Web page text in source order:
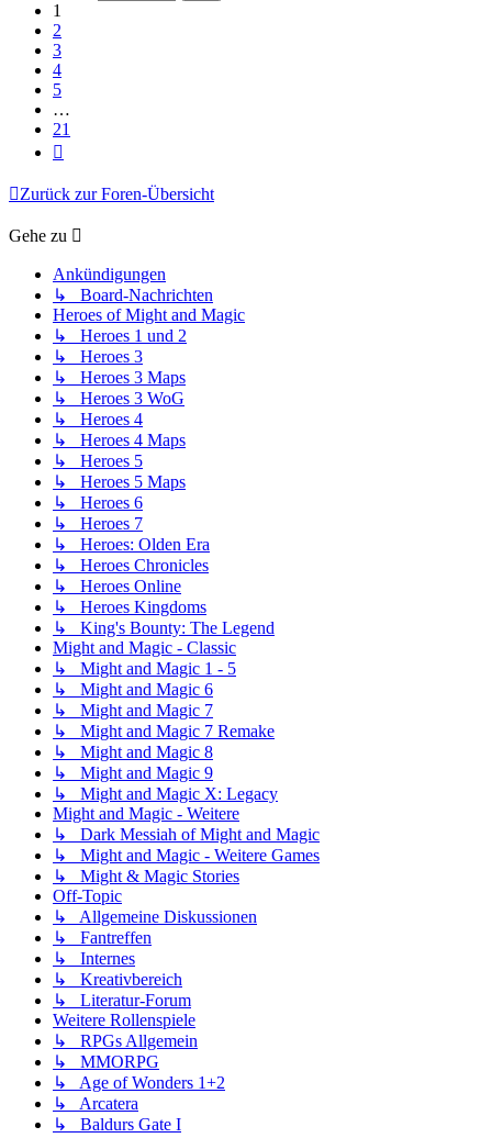
1
2
3
4
5
…
21
Zurück zur Foren-Übersicht
Gehe zu
Ankündigungen
↳ Board-Nachrichten
Heroes of Might and Magic
↳ Heroes 1 und 2
↳ Heroes 3
↳ Heroes 3 Maps
↳ Heroes 3 WoG
↳ Heroes 4
↳ Heroes 4 Maps
↳ Heroes 5
↳ Heroes 5 Maps
↳ Heroes 6
↳ Heroes 7
↳ Heroes: Olden Era
↳ Heroes Chronicles
↳ Heroes Online
↳ Heroes Kingdoms
↳ King's Bounty: The Legend
Might and Magic - Classic
↳ Might and Magic 1 - 5
↳ Might and Magic 6
↳ Might and Magic 7
↳ Might and Magic 7 Remake
↳ Might and Magic 8
↳ Might and Magic 9
↳ Might and Magic X: Legacy
Might and Magic - Weitere
↳ Dark Messiah of Might and Magic
↳ Might and Magic - Weitere Games
↳ Might & Magic Stories
Off-Topic
↳ Allgemeine Diskussionen
↳ Fantreffen
↳ Internes
↳ Kreativbereich
↳ Literatur-Forum
Weitere Rollenspiele
↳ RPGs Allgemein
↳ MMORPG
↳ Age of Wonders 1+2
↳ Arcatera
↳ Baldurs Gate I